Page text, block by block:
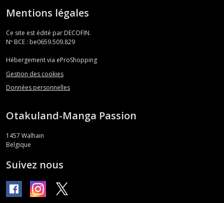
Mentions légales
Ce site est édité par DECOFIN.
Nº BCE : be0659.509.829
Hébergement via eProShopping
Gestion des cookies
Données personnelles
Otakuland-Manga Passion
1457 Walhain
Belgique
Suivez nous